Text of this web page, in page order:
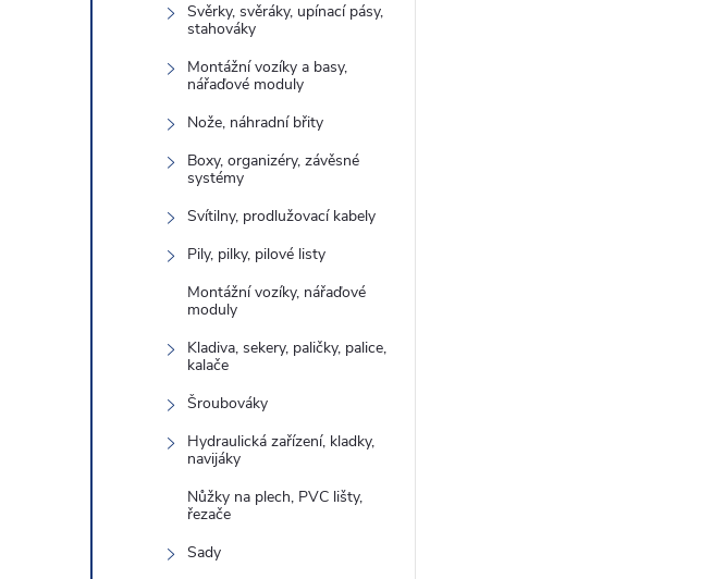
Svěrky, svěráky, upínací pásy,
stahováky
Montážní vozíky a basy,
nářaďové moduly
Nože, náhradní břity
Boxy, organizéry, závěsné
systémy
Svítilny, prodlužovací kabely
Pily, pilky, pilové listy
Montážní vozíky, nářaďové
moduly
Kladiva, sekery, paličky, palice,
kalače
Šroubováky
Hydraulická zařízení, kladky,
navijáky
Nůžky na plech, PVC lišty,
řezače
Sady